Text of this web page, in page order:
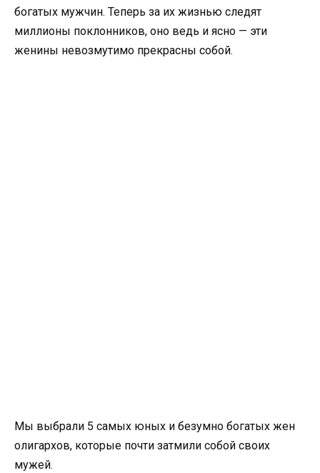
богатых мужчин. Теперь за их жизнью следят
миллионы поклонников, оно ведь и ясно — эти
женины невозмутимо прекрасны собой.
Мы выбрали 5 самых юных и безумно богатых жен
олигархов, которые почти затмили собой своих
мужей.